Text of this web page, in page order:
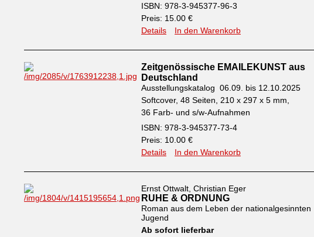
ISBN: 978-3-945377-96-3
Preis: 15.00 €
Details
In den Warenkorb
Zeitgenössische EMAILEKUNST aus
Deutschland
Ausstellungskatalog 06.09. bis 12.10.2025
Softcover, 48 Seiten, 210 x 297 x 5 mm,
36 Farb- und s/w-Aufnahmen
ISBN: 978-3-945377-73-4
Preis: 10.00 €
Details
In den Warenkorb
Ernst Ottwalt, Christian Eger
RUHE & ORDNUNG
Roman aus dem Leben der nationalgesinnten
Jugend
Ab sofort lieferbar